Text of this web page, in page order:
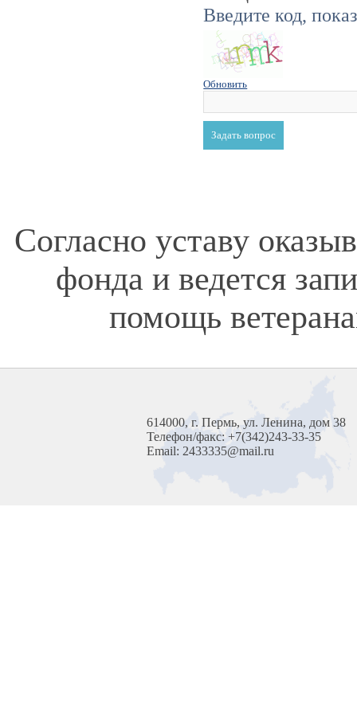
Введите код,
Обновить
Согласно уставу
фонда и ведется
помощь
614000, г. Пермь, ул. Ленина, дом 38
Телефон/факс: +7(342)243-33-35
Email: 2433335@mail.ru